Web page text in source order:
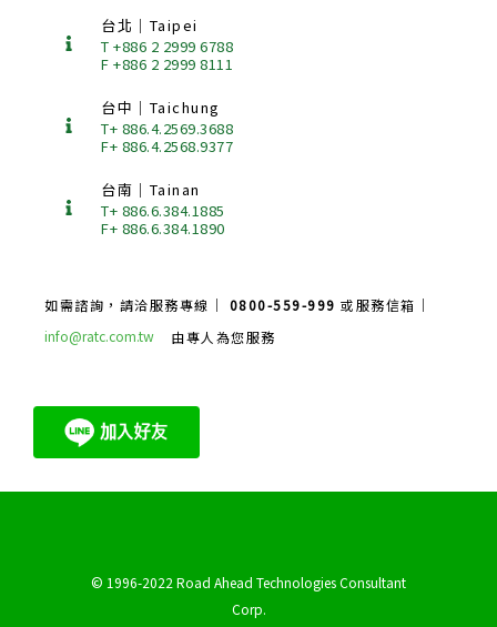
台北｜Taipei
T +886 2 2999 6788
F +886 2 2999 8111
台中｜Taichung
T+ 886.4.2569.3688
F+ 886.4.2568.9377
台南｜Tainan
T+ 886.6.384.1885
F+ 886.6.384.1890
如需諮詢，請洽服務專線｜ 0800-559-999 或服務信箱｜
info@ratc.com.tw
由專人為您服務
© 1996-2022 Road Ahead Technologies Consultant
Corp.